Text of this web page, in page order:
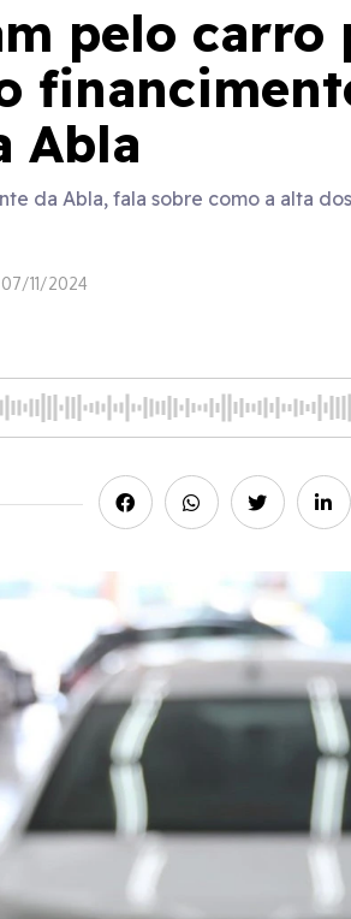
pelo carro
Abla
da Abla, fala sobre como a alta
07/11/2024